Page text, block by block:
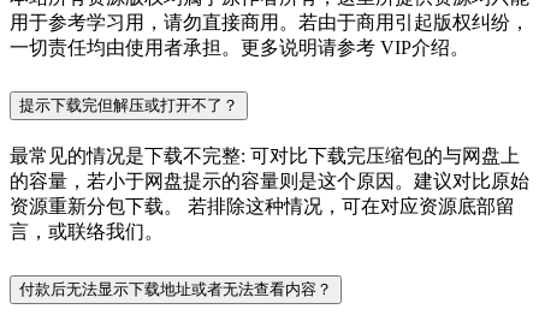
用于参考学习用，请勿直接商用。若由于商用引起版权纠纷，
一切责任均由使用者承担。更多说明请参考 VIP介绍。
提示下载完但解压或打开不了？
最常见的情况是下载不完整: 可对比下载完压缩包的与网盘上
的容量，若小于网盘提示的容量则是这个原因。建议对比原始
资源重新分包下载。 若排除这种情况，可在对应资源底部留
言，或联络我们。
付款后无法显示下载地址或者无法查看内容？